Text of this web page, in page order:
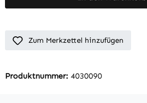
Zum Merkzettel hinzufügen
Produktnummer: 4030090